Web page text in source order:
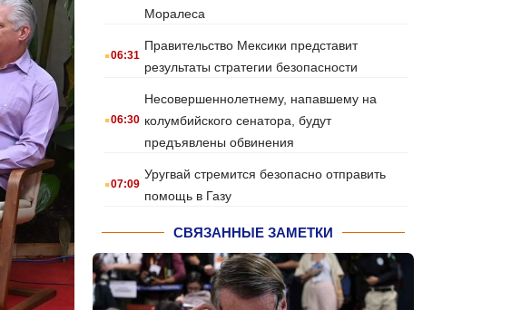
Моралеса
.06:31
Правительство Мексики представит
результаты стратегии безопасности
.06:30
Несовершеннолетнему, напавшему на
колумбийского сенатора, будут
предъявлены обвинения
.07:09
Уругвай стремится безопасно отправить
помощь в Газу
СВЯЗАННЫЕ ЗАМЕТКИ